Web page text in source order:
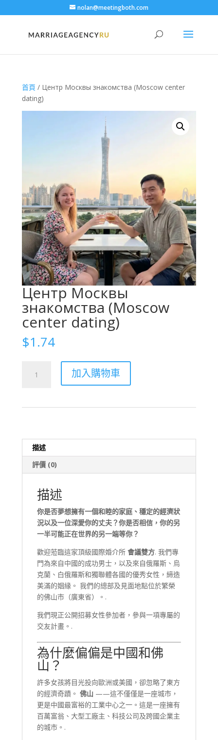
nolan@meetingboth.com
首頁 / Центр Москвы знакомства (Moscow center
dating)
Центр Москвы
знакомства (Moscow
center dating)
$1.74
Москвы
加入購物車
描述
評價 (0)
描述
你是否夢想擁有一個和睦的家庭、穩定的經濟狀
況以及一位深愛你的丈夫？你是否相信，你的另
一半可能正在世界的另一端等你？
歡迎蒞臨這家頂級國際婚介所 會議雙方. 我們專
門為來自中國的成功男士，以及來自俄羅斯、烏
克蘭、白俄羅斯和獨聯體各國的優秀女性，締造
美滿的姻緣。 我們的總部及見面地點位於繁榮
的佛山市（廣東省）。.
我們現正公開招募女性參加者，參與一項專屬的
交友計畫。.
為什麼偏偏是中國和佛
山？
許多女孩將目光投向歐洲或美國，卻忽略了東方
的經濟奇蹟。 佛山 ——這不僅僅是一座城市，
更是中國最富裕的工業中心之一。這是一座擁有
百萬富翁、大型工廠主、科技公司及跨國企業主
的城市。.